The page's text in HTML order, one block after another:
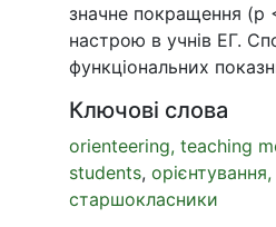
значне покращення (р
настрою в учнів ЕГ.
функціональних
Ключові слова
orienteering, teaching
students,
старшокласники